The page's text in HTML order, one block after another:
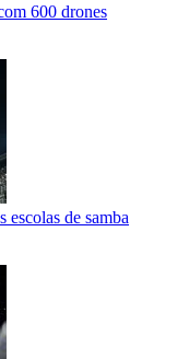
600 drones
escolas de samba